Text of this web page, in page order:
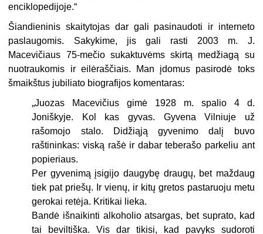
enciklopedijoje.“
Šiandieninis skaitytojas dar gali pasinaudoti ir interneto
paslaugomis. Saky­kime, jis gali rasti 2003 m. J.
Macevičiaus 75-mečio sukaktuvėms skirtą medžiagą su
nuotraukomis ir eilėraščiais. Man įdomus pasirodė toks
šmaikštus jubiliato biografijos komentaras:
„Juozas Macevičius gimė 1928 m. spalio 4 d.
Joniškyje. Kol kas gyvas. Gyvena Vilniuje už
rašomojo stalo. Didžiąją gyvenimo dalį buvo
raštininkas: viską rašė ir dabar teberašo parkeliu ant
popieriaus.
Per gyvenimą įsigijo daugybę draugų, bet maždaug
tiek pat priešų. Ir vienų, ir kitų gretos pastaruoju metu
gerokai retėja. Kritikai lieka.
Bandė išnaikinti alkoholio atsargas, bet suprato, kad
tai beviltiška. Vis dar tikisi, kad pavyks sudoroti